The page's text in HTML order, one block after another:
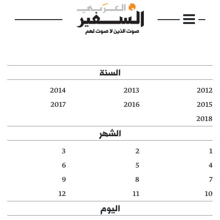
الرئيسية
مواضيع
دفاتر
السنة
2012
2013
2014
2015
2016
2017
2018
الشهر
1
2
3
4
5
6
7
8
9
10
11
12
اليوم